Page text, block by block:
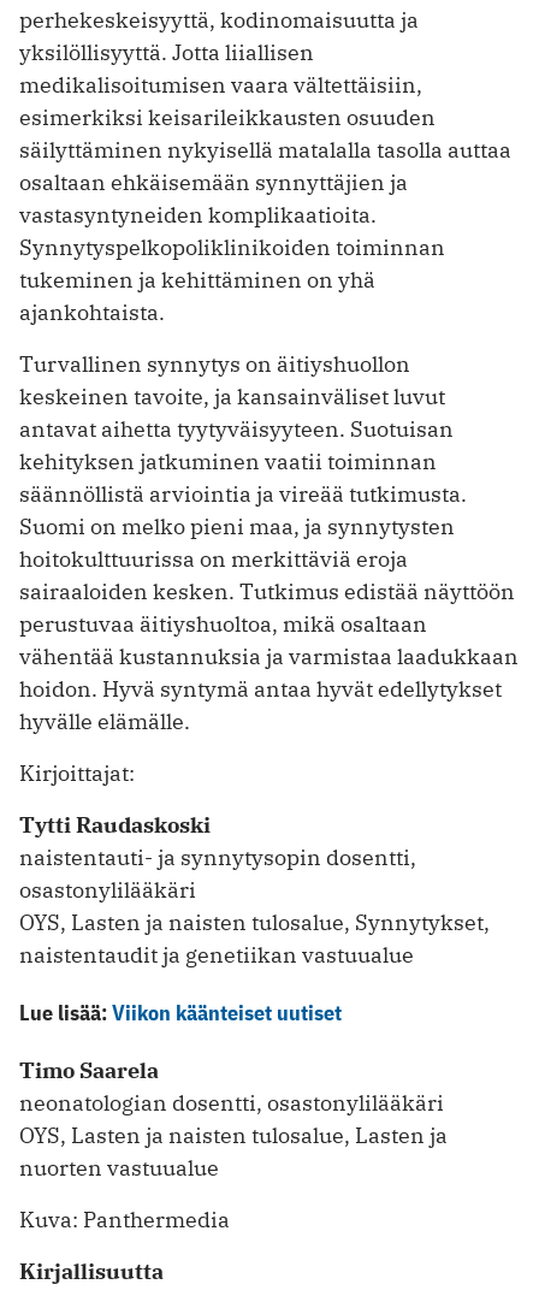
perhekeskeisyyttä, kodinomaisuutta ja
yksilöllisyyttä. Jotta liiallisen
medikalisoitumisen vaara vältettäisiin,
esimerkiksi keisarileikkausten osuuden
säilyttäminen nykyisellä matalalla tasolla auttaa
osaltaan ehkäisemään synnyttäjien ja
vastasyntyneiden komplikaatioita.
Synnytyspelkopoliklinikoiden toiminnan
tukeminen ja kehittäminen on yhä
ajankohtaista.
Turvallinen synnytys on äitiyshuollon
keskeinen tavoite, ja kansainväliset luvut
antavat aihetta tyytyväisyyteen. Suotuisan
kehityksen jatkuminen vaatii toiminnan
säännöllistä arviointia ja vireää tutkimusta.
Suomi on melko pieni maa, ja synnytysten
hoitokulttuurissa on merkittäviä eroja
sairaaloiden kesken. Tutkimus edistää näyttöön
perustuvaa äitiyshuoltoa, mikä osaltaan
vähentää kustannuksia ja varmistaa laadukkaan
hoidon. Hyvä syntymä antaa hyvät edellytykset
hyvälle elämälle.
Kirjoittajat:
Tytti Raudaskoski
naistentauti- ja synnytysopin dosentti,
osastonylilääkäri
OYS, Lasten ja naisten tulosalue, Synnytykset,
naistentaudit ja genetiikan vastuualue
Lue lisää:Viikon käänteiset uutiset
Timo Saarela
neonatologian dosentti, osastonylilääkäri
OYS, Lasten ja naisten tulosalue, Lasten ja
nuorten vastuualue
Kuva: Panthermedia
Kirjallisuutta